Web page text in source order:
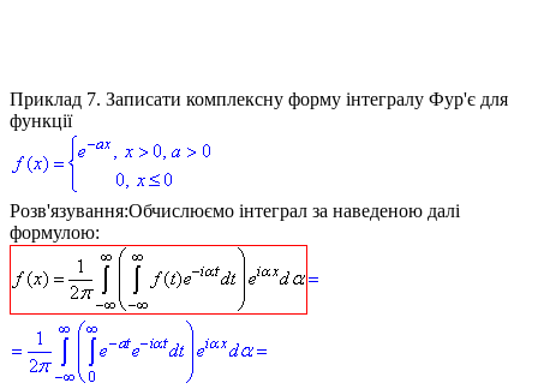
Приклад 7. Записати комплексну форму інтегралу Фур'є для
функції
Розв'язування:Обчислюємо інтеграл за наведеною далі
формулою: